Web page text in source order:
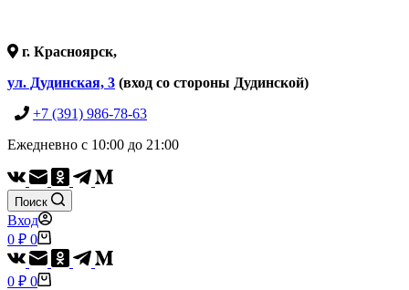
г. Красноярск,
ул. Дудинская, 3 (вход со стороны Дудинской)
+7 (391) 986-78-63
Ежедневно с 10:00 до 21:00
Поиск
Вход
Корзина
0 ₽ 0
Корзина
0 ₽ 0